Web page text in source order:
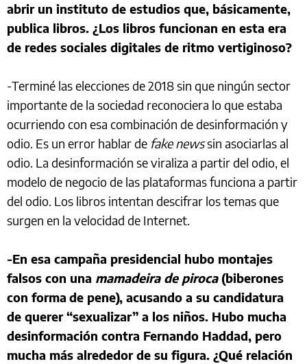
abrir un instituto de estudios que, básicamente,
publica libros. ¿Los libros funcionan en esta era
de redes sociales digitales de ritmo vertiginoso?
-Terminé las elecciones de 2018 sin que ningún sector
importante de la sociedad reconociera lo que estaba
ocurriendo con esa combinación de desinformación y
odio. Es un error hablar de fake newssin asociarlas al
odio. La desinformación se viraliza a partir del odio, el
modelo de negocio de las plataformas funciona a partir
del odio. Los libros intentan descifrar los temas que
surgen en la velocidad de Internet.
-En esa campaña presidencial hubo montajes
falsos con una mamadeira de piroca(biberones
con forma de pene), acusando a su candidatura
de querer “sexualizar” a los niños. Hubo mucha
desinformación contra Fernando Haddad, pero
mucha más alrededor de su figura. ¿Qué relación